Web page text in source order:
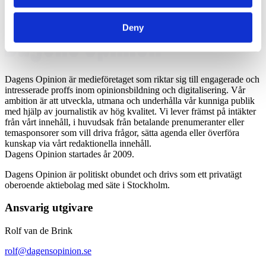
Deny
Dagens Opinion är medieföretaget som riktar sig till engagerade och
intresserade proffs inom opinionsbildning och digitalisering. Vår
ambition är att utveckla, utmana och underhålla vår kunniga publik
med hjälp av journalistik av hög kvalitet. Vi lever främst på intäkter
från vårt innehåll, i huvudsak från betalande prenumeranter eller
temasponsorer som vill driva frågor, sätta agenda eller överföra
kunskap via vårt redaktionella innehåll.
Dagens Opinion startades år 2009.
Dagens Opinion är politiskt obundet och drivs som ett privatägt
oberoende aktiebolag med säte i Stockholm.
Ansvarig utgivare
Rolf van de Brink
rolf@dagensopinion.se